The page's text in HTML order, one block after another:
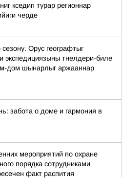
кседип турар регионнар
черде
Орус географтыг
экспедициязыны тнелдери-биле
дом шынарлыг аржааннар
забота о доме и гармония в
мероприятий по охране
порядка сотрудниками
факт распития